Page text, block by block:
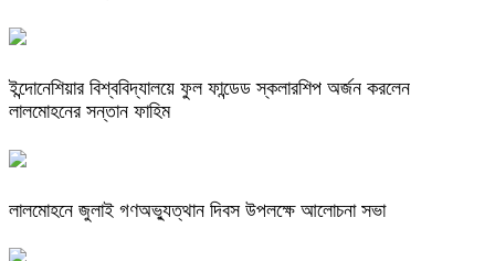
ইন্দোনেশিয়ার বিশ্ববিদ্যালয়ে ফুল ফান্ডেড স্কলারশিপ অর্জন করলেন
লালমোহনের সন্তান ফাহিম
লালমোহনে জুলাই গণঅভ্যুত্থান দিবস উপলক্ষে আলোচনা সভা